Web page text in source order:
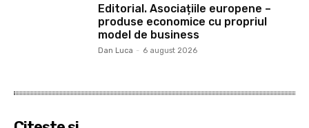
Editorial. Asociațiile europene –
produse economice cu propriul
model de business
Dan Luca - 6 august 2026